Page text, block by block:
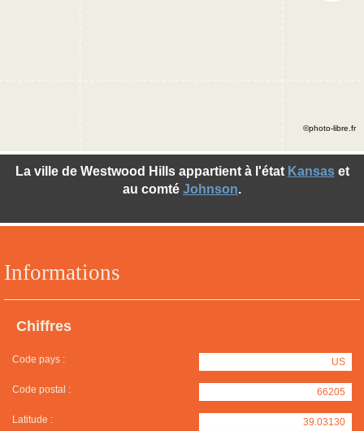
Informations
Chiffres
Code pays : US
Code postal : 66205
Latitude : 39.03130
La ville de Westwood Hills appartient à l'état Kansaset
au comté Johnson.
©photo-libre.fr